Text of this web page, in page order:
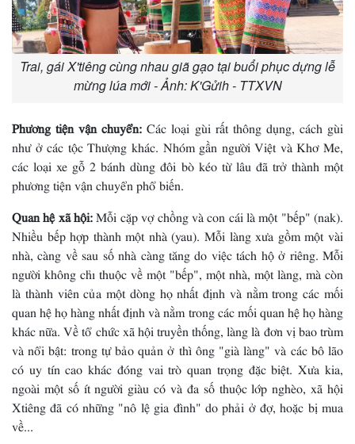
Trai, gái X'tiêng cùng nhau giã gạo tại buổi phục dựng lễ
mừng lúa mới - Ảnh: K'Gửih - TTXVN
Phương tiện vận chuyển:Các loại gùi rất thông dụng, cách gùi
như ở các tộc Thượng khác. Nhóm gần người Việt và Khơ Me,
các loại xe gỗ 2 bánh dùng đôi bò kéo từ lâu đã trở thành một
phương tiện vận chuyển phổ biến.
Quan hệ xã hội:Mỗi cặp vợ chồng và con cái là một "bếp" (nak).
Nhiều bếp hợp thành một nhà (yau). Mỗi làng xưa gồm một vài
nhà, càng về sau số nhà càng tăng do việc tách hộ ở riêng. Mỗi
người không chỉ thuộc về một "bếp", một nhà, một làng, mà còn
là thành viên của một dòng họ nhất định và nằm trong các mối
quan hệ họ hàng nhất định và nằm trong các mối quan hệ họ hàng
khác nữa. Về tổ chức xã hội truyền thống, làng là đơn vị bao trùm
và nổi bật: trong tự bảo quản ở thì ông "già làng" và các bô lão
có uy tín cao khác đóng vai trò quan trọng đặc biệt. Xưa kia,
ngoài một số ít người giàu có và đa số thuộc lớp nghèo, xã hội
Xtiêng đã có những "nô lệ gia đình" do phải ở đợ, hoặc bị mua
về...